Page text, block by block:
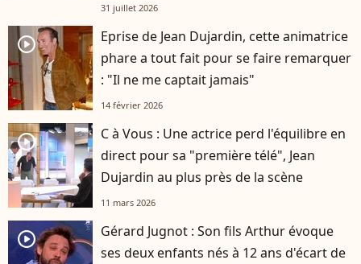
31 juillet 2026
player2
Eprise de Jean Dujardin, cette animatrice
phare a tout fait pour se faire remarquer
: "Il ne me captait jamais"
14 février 2026
player2
C à Vous : Une actrice perd l'équilibre en
direct pour sa "première télé", Jean
Dujardin au plus près de la scène
11 mars 2026
player2
Gérard Jugnot : Son fils Arthur évoque
ses deux enfants nés à 12 ans d'écart de